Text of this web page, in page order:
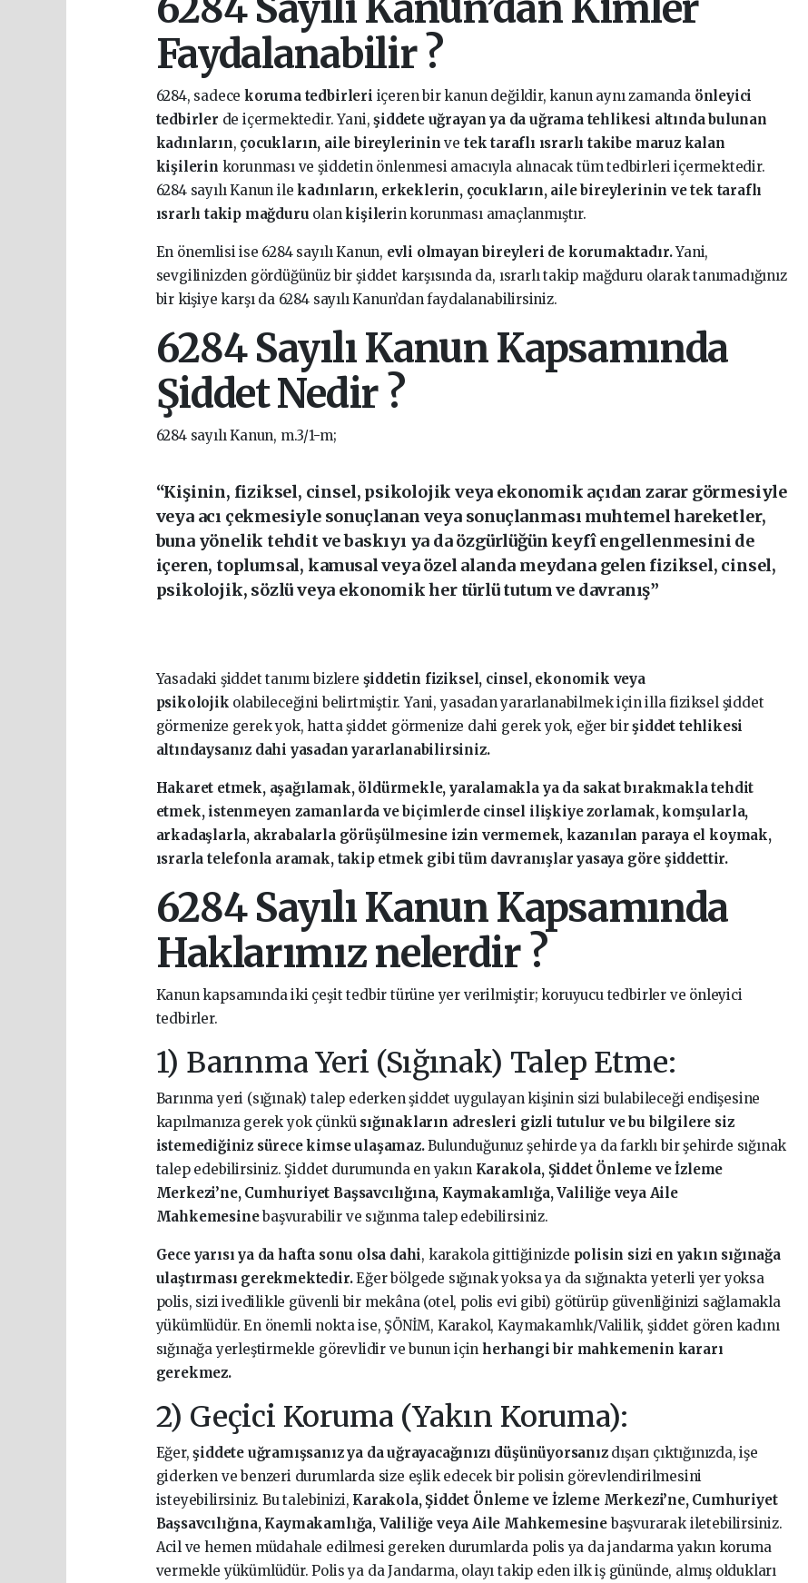
Faydalanabilir ?
6284, sadecekoruma tedbirleri içeren bir kanun değildir, kanun aynı zamanda önleyici
tedbirler de içermektedir. Yani,şiddete uğrayan ya da uğrama tehlikesi altında bulunan
kadınların, çocukların, aile bireylerinin ve tek taraflı ısrarlı takibe maruz kalan
kişilerin korunması ve şiddetin önlenmesi amacıyla alınacak tüm tedbirleri içermektedir.
6284 sayılı Kanun ilekadınların, erkeklerin, çocukların, aile bireylerinin ve tek taraflı
ısrarlı takip mağduruolankişilerin korunması amaçlanmıştır.
En önemlisi ise 6284 sayılı Kanun, evli olmayan bireyleri de korumaktadır.Yani,
sevgilinizden gördüğünüz bir şiddet karşısında da, ısrarlı takip mağduru olarak tanımadığınız
bir kişiye karşı da 6284 sayılı Kanun’dan faydalanabilirsiniz.
6284 Sayılı Kanun Kapsamında
Şiddet Nedir ?
6284 sayılı Kanun, m.3/1-m;
“Kişinin, fiziksel, cinsel, psikolojik veya ekonomik açıdan zarar görmesiyle
veya acı çekmesiyle sonuçlanan veya sonuçlanması muhtemel hareketler,
buna yönelik tehdit ve baskıyı ya da özgürlüğün keyfî engellenmesini de
içeren, toplumsal, kamusal veya özel alanda meydana gelen fiziksel, cinsel,
psikolojik, sözlü veya ekonomik her türlü tutum ve davranış”
Yasadaki şiddet tanımı bizlere şiddetin fiziksel, cinsel, ekonomik veya
psikolojik olabileceğini belirtmiştir. Yani, yasadan yararlanabilmek için illa fiziksel şiddet
görmenize gerek yok, hatta şiddet görmenize dahi gerek yok, eğer birşiddet tehlikesi
altındaysanız dahi yasadan yararlanabilirsiniz.
Hakaret etmek, aşağılamak, öldürmekle, yaralamakla ya da sakat bırakmakla tehdit
etmek, istenmeyen zamanlarda ve biçimlerde cinsel ilişkiye zorlamak, komşularla,
arkadaşlarla, akrabalarla görüşülmesine izin vermemek, kazanılan paraya el koymak,
ısrarla telefonla aramak, takip etmek gibi tüm davranışlar yasaya göre şiddettir.
6284 Sayılı Kanun Kapsamında
Haklarımız nelerdir ?
Kanun kapsamında iki çeşit tedbir türüne yer verilmiştir; koruyucu tedbirler ve önleyici
tedbirler.
1) Barınma Yeri (Sığınak) Talep Etme:
Barınma yeri (sığınak) talep ederken şiddet uygulayan kişinin sizi bulabileceği endişesine
kapılmanıza gerek yok çünkü sığınakların adresleri gizli tutulur ve bu bilgilere siz
istemediğiniz sürece kimse ulaşamaz.Bulunduğunuz şehirde ya da farklı bir şehirde sığınak
talep edebilirsiniz. Şiddet durumunda en yakın Karakola, Şiddet Önleme ve İzleme
Merkezi’ne, Cumhuriyet Başsavcılığına, Kaymakamlığa, Valiliğe veya Aile
Mahkemesinebaşvurabilir ve sığınma talep edebilirsiniz.
Gece yarısı ya da hafta sonu olsa dahi, karakola gittiğinizde polisin sizi en yakın sığınağa
ulaştırması gerekmektedir.Eğer bölgede sığınak yoksa ya da sığınakta yeterli yer yoksa
polis, sizi ivedilikle güvenli bir mekâna (otel, polis evi gibi) götürüp güvenliğinizi sağlamakla
yükümlüdür. En önemli nokta ise, ŞÖNİM, Karakol, Kaymakamlık/Valilik, şiddet gören kadını
sığınağa yerleştirmekle görevlidir ve bunun içinherhangi bir mahkemenin kararı
gerekmez.
2) Geçici Koruma (Yakın Koruma):
Eğer,şiddete uğramışsanız ya da uğrayacağınızı düşünüyorsanızdışarı çıktığınızda, işe
giderken ve benzeri durumlarda size eşlik edecek bir polisin görevlendirilmesini
isteyebilirsiniz. Bu talebinizi, Karakola, Şiddet Önleme ve İzleme Merkezi’ne, Cumhuriyet
Başsavcılığına, Kaymakamlığa, Valiliğe veya Aile Mahkemesinebaşvurarak iletebilirsiniz.
Acil ve hemen müdahale edilmesi gereken durumlarda polis ya da jandarma yakın koruma
vermekle yükümlüdür. Polis ya da Jandarma, olayı takip eden ilk iş gününde, almış oldukları